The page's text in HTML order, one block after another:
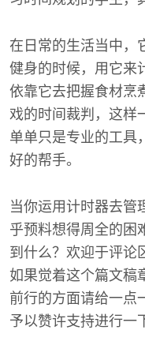
在日常的生活当中，
健身的时候，用它来
依靠它去把握食材烹
戏的时间裁判，这样
单单只是专业的工具
好的帮手。
当你运用计时器去管
乎预料想得周全的困
到什么？欢迎于评论
如果觉着这个篇文稿
前行的方面请给一点
予以赞许支持进行一